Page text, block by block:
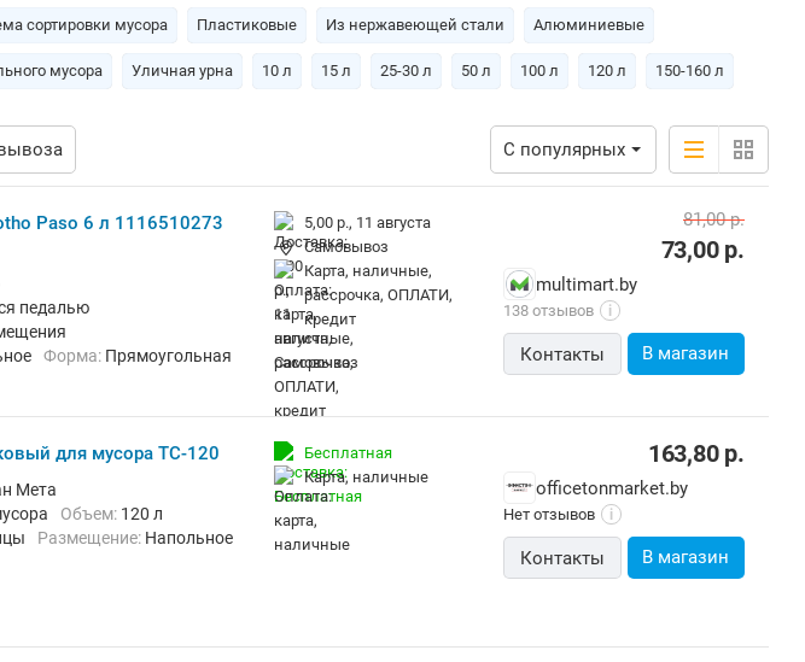
сортировки мусора Пластиковые Из нержавеющей стали Алюминиевые
мусора Уличная урна 10 л 15 л 25-30 л 50 л 100 л 120 л 150-160 л
С популярных
Paso 6 л 1116510273
педалью
Форма: Прямоугольная
5,00 р., 11 августа
Самовывоз
карта, наличные,
рассрочка, ОПЛАТИ,
кредит
73,00р.
81,00р.
multimart.by
138 отзывов i
Контакты В магазин
для мусора TС-120
Мета
Объем: 120 л
Размещение: Напольное
Бесплатная
карта, наличные
163,80р.
officetonmarket.by
Нет отзывов i
Контакты В магазин